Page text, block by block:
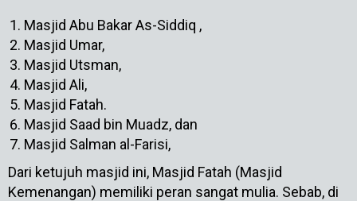
Masjid Abu Bakar As-Siddiq ,
Masjid Umar,
Masjid Utsman,
Masjid Ali,
Masjid Fatah.
Masjid Saad bin Muadz, dan
Masjid Salman al-Farisi,
Dari ketujuh masjid ini, Masjid Fatah (Masjid
Kemenangan) memiliki peran sangat mulia. Sebab, di